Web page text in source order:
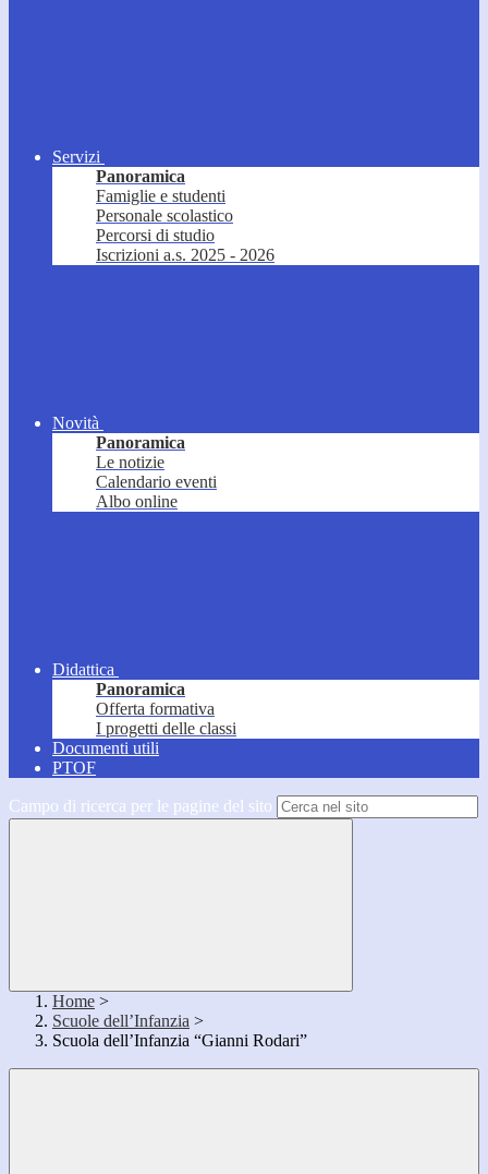
Servizi
Panoramica
Famiglie e studenti
Personale scolastico
Percorsi di studio
Iscrizioni a.s. 2025 - 2026
Novità
Panoramica
Le notizie
Calendario eventi
Albo online
Didattica
Panoramica
Offerta formativa
I progetti delle classi
Documenti utili
PTOF
Campo di ricerca per le pagine del sito
Home >
Scuole dell’Infanzia >
Scuola dell’Infanzia “Gianni Rodari”